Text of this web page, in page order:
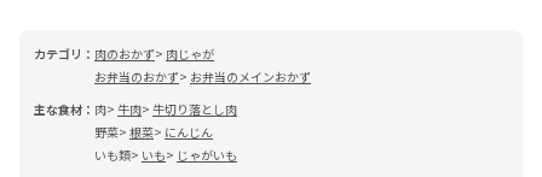
カテゴリ： 肉のおかず
肉じゃが
お弁当のおかず
お弁当のメインおかず
主な食材： 肉 牛肉 牛切り落とし肉
野菜 根菜
にんじん
いも類
いも
じゃがいも